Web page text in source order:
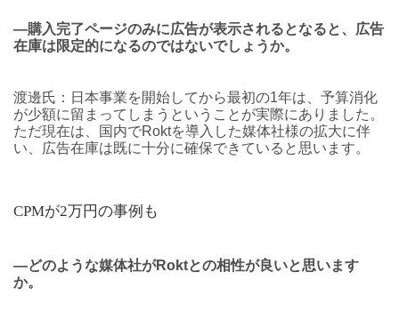
―購入完了ページのみに広告が表示されるとなると、広告
在庫は限定的になるのではないでしょうか。
渡邊氏：日本事業を開始してから最初の1年は、予算消化
が少額に留まってしまうということが実際にありました。
ただ現在は、国内でRoktを導入した媒体社様の拡大に伴
い、広告在庫は既に十分に確保できていると思います。
CPMが2万円の事例も
―どのような媒体社がRoktとの相性が良いと思います
か。